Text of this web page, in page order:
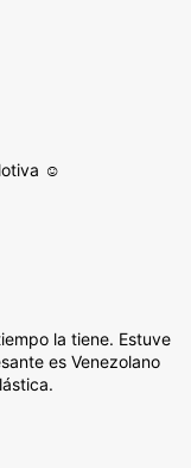
☺️
la tiene. Estuve
es Venezolano